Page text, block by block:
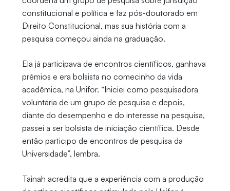
constitucional e política e faz pós-doutorado em
Direito Constitucional, mas sua história com a
pesquisa começou ainda na graduação.
Ela já participava de encontros científicos, ganhava
prêmios e era bolsista no comecinho da vida
acadêmica, na Unifor. “Iniciei como pesquisadora
voluntária de um grupo de pesquisa e depois,
diante do desempenho e do interesse na pesquisa,
passei a ser bolsista de iniciação científica. Desde
então participo de encontros de pesquisa da
Universidade”, lembra.
Tainah acredita que a experiência com a produção